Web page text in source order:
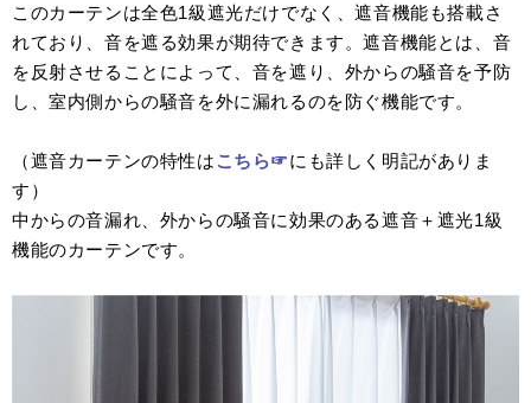
このカーテンは全色1級遮光だけでなく、遮音機能も搭載さ
れており、音を遮る効果が期待できます。遮音機能とは、音
を反射させることによって、音を遮り、外からの騒音を予防
し、室内側からの騒音を外に漏れるのを防ぐ機能です。
（遮音カーテンの特性はこちら☞にも詳しく明記がありま
す）
中からの音漏れ、外からの騒音に効果のある遮音＋遮光1級
機能のカーテンです。